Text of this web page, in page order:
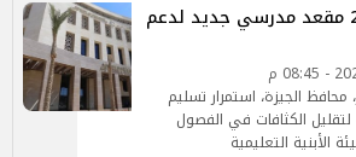
محافظة الجيزة: 2000 مقعد مدرسي جديد لدعم
محافظ الجيزة، استمرار تسليم
لتقليل الكثافات في الفصول
الأبنية التعليمية